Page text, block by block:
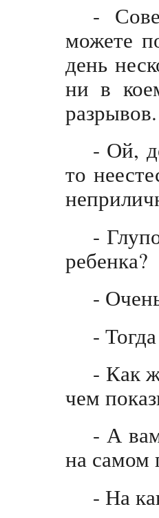
-
можете
день
ни в
разрывов.
- Ой,
то
-
ребенка?
-
-
- Как
чем
- А
на самом
- На